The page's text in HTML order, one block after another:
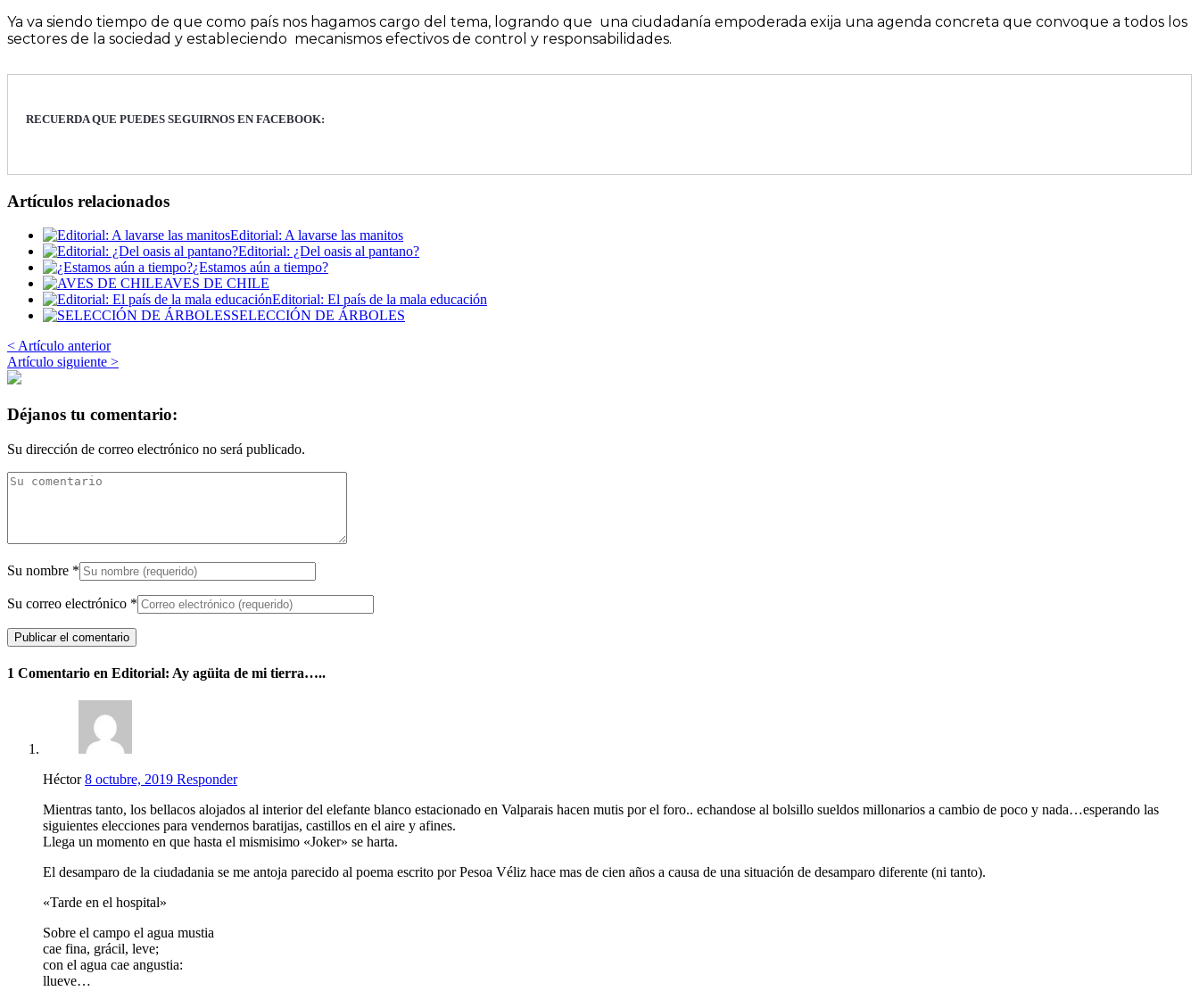
Ya va siendo tiempo de que como país nos hagamos cargo del tema, logrando que una ciudadanía empoderada exija una agenda concreta que convoque a todos los
sectores de la sociedad y estableciendo mecanismos efectivos de control y responsabilidades.
RECUERDA QUE PUEDES SEGUIRNOS EN FACEBOOK:
Artículos relacionados
Editorial: A lavarse las manitos
Editorial: ¿Del oasis al pantano?
¿Estamos aún a tiempo?
AVES DE CHILE
Editorial: El país de la mala educación
SELECCIÓN DE ÁRBOLES
< Artículo anterior
Artículo siguiente >
Déjanos tu comentario:
Su dirección de correo electrónico no será publicado.
Su nombre *
Su correo electrónico *
1 Comentario en Editorial: Ay agüita de mi tierra…..
Héctor 8 octubre, 2019 Responder
Mientras tanto, los bellacos alojados al interior del elefante blanco estacionado en Valparais hacen mutis por el foro.. echandose al bolsillo sueldos millonarios a cambio de poco y nada…esperando las
siguientes elecciones para vendernos baratijas, castillos en el aire y afines.
Llega un momento en que hasta el mismisimo «Joker» se harta.
El desamparo de la ciudadania se me antoja parecido al poema escrito por Pesoa Véliz hace mas de cien años a causa de una situación de desamparo diferente (ni tanto).
«Tarde en el hospital»
Sobre el campo el agua mustia
cae fina, grácil, leve;
con el agua cae angustia:
llueve…